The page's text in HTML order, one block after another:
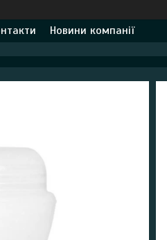
Новини компанії